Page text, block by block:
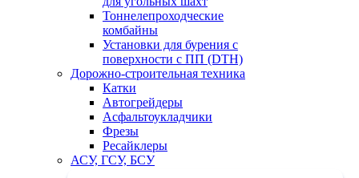
Тоннелепроходческие
комбайны
Установки для бурения с
поверхности с ПП (DTH)
Дорожно-строительная техника
Катки
Автогрейдеры
Асфальтоукладчики
Фрезы
Ресайклеры
АСУ, ГСУ, БСУ